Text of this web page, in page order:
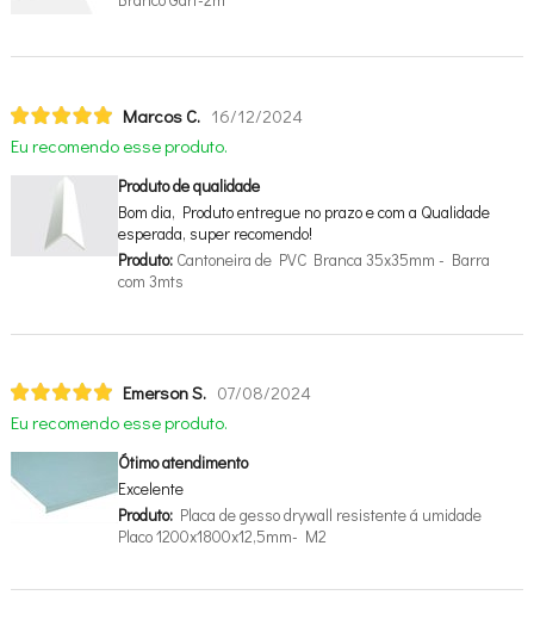
Marcos C. 16/12/2024
Eu recomendo esse produto.
Produto de qualidade
Bom dia, Produto entregue no prazo e com a Qualidade
esperada, super recomendo!
Produto:Cantoneira de PVC Branca 35x35mm - Barra
com 3mts
Emerson S. 07/08/2024
Eu recomendo esse produto.
Ótimo atendimento
Excelente
Produto:Placa de gesso drywall resistente á umidade
Placo 1200x1800x12,5mm- M2